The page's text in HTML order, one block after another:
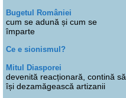
Bugetul României
cum se adună și cum se
împarte
Ce e sionismul?
Mitul Diasporei
devenită reacționară, contină să
își dezamăgească artizanii